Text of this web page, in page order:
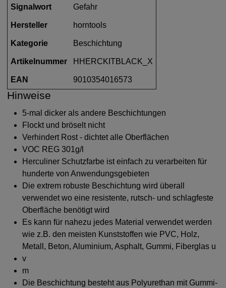
Signalwort Gefahr
Hersteller horntools
Kategorie Beschichtung
Artikelnummer HHERCKITBLACK_X
EAN 9010354016573
Hinweise
5-mal dicker als andere Beschichtungen
Flockt und bröselt nicht
Verhindert Rost - dichtet alle Oberflächen
VOC REG 301g/l
Herculiner Schutzfarbe ist einfach zu verarbeiten für
hunderte von Anwendungsgebieten
Die extrem robuste Beschichtung wird überall
verwendet wo eine resistente, rutsch- und schlagfeste
Oberfläche benötigt wird
Es kann für nahezu jedes Material verwendet werden
wie z.B. den meisten Kunststoffen wie PVC, Holz,
Metall, Beton, Aluminium, Asphalt, Gummi, Fiberglas u
v
m
Die Beschichtung besteht aus Polyurethan mit Gummi-